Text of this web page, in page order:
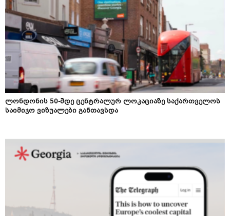
ლონდონის 50-მდე ცენტრალურ ლოკაციაზე საქართველოს
საიმიჯო ვიზუალები განთავსდა